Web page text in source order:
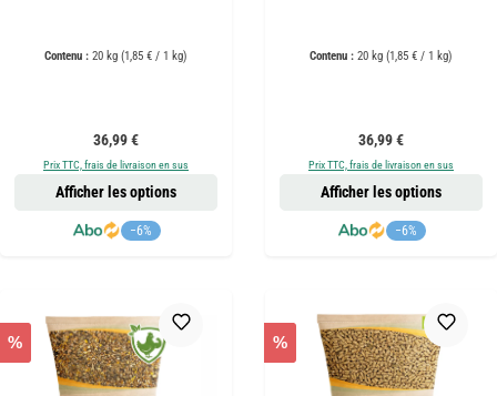
Contenu : 20 kg (1,85 € / 1 kg)
Prix régulier :
36,99 €
Prix TTC, frais de livraison en sus
−6%
Afficher les options
Contenu : 20 kg (1,85 € / 1 kg)
Prix régulier :
36,99 €
Prix TTC, frais de livraison en sus
−6%
Afficher les options
% %